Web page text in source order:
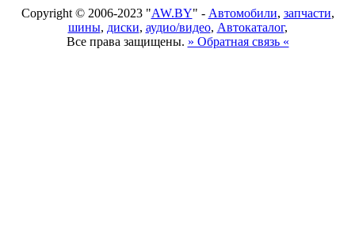
Copyright © 2006-2023 "AW.BY" - Автомобили, запчасти,
шины, диски, аудио/видео, Автокаталог,
Все права защищены. » Обратная связь «